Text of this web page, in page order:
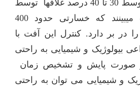
غلاف
ها توسط
می
بینند که خسارتی حدود 400
در بر دارد. کنترل این آفت با
بیولوژیک و شیمیایی به راحتی
پایش و تشخیص زمان
و شیمیایی می توان به راحتی